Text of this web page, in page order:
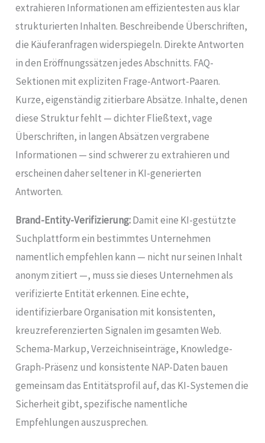
extrahieren Informationen am effizientesten aus klar
strukturierten Inhalten. Beschreibende Überschriften,
die Käuferanfragen widerspiegeln. Direkte Antworten
in den Eröffnungssätzen jedes Abschnitts. FAQ-
Sektionen mit expliziten Frage-Antwort-Paaren.
Kurze, eigenständig zitierbare Absätze. Inhalte, denen
diese Struktur fehlt — dichter Fließtext, vage
Überschriften, in langen Absätzen vergrabene
Informationen — sind schwerer zu extrahieren und
erscheinen daher seltener in KI-generierten
Antworten.
Brand-Entity-Verifizierung:Damit eine KI-gestützte
Suchplattform ein bestimmtes Unternehmen
namentlich empfehlen kann — nicht nur seinen Inhalt
anonym zitiert —, muss sie dieses Unternehmen als
verifizierte Entität erkennen. Eine echte,
identifizierbare Organisation mit konsistenten,
kreuzreferenzierten Signalen im gesamten Web.
Schema-Markup, Verzeichniseinträge, Knowledge-
Graph-Präsenz und konsistente NAP-Daten bauen
gemeinsam das Entitätsprofil auf, das KI-Systemen die
Sicherheit gibt, spezifische namentliche
Empfehlungen auszusprechen.